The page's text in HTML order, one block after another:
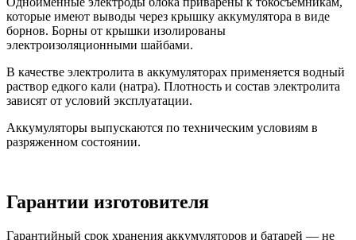
которые имеют выводы через крышку аккумулятора в виде
борнов. Борны от крышки изолированы
электроизоляционными шайбами.
В качестве электролита в аккумуляторах применяется водный
раствор едкого кали (натра). Плотность и состав электролита
зависят от условий эксплуатации.
Аккумуляторы выпускаются по техническим условиям в
разряженном состоянии.
Гарантии изготовителя
Гарантийный срок хранения аккумуляторов и батарей — не